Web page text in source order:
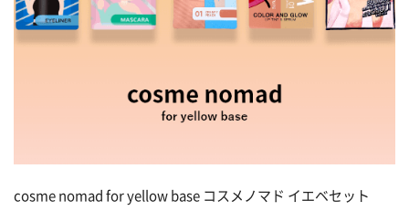
cosme nomad for yellow base コスメノマド イエベセット